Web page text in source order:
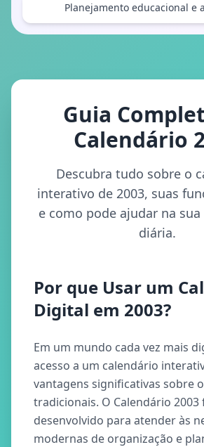
Planejamento educacional e
Guia
Calendário
Descubra tudo sobre o
interativo de 2003, suas
e como pode ajudar na
diária.
Por que Usar um
Digital em 2003?
Em um mundo cada vez mais
acesso a um calendário
vantagens significativas sobre
tradicionais. O Calendário 2003
desenvolvido para atender às
modernas de organização e